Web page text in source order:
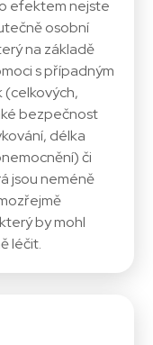
efektem nejste
osobní
na základě
s případným
(celkových,
bezpečnost
délka
či
jsou neméně
by mohl
léčit.